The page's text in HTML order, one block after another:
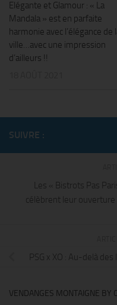
Elégante et Glamour : « La
Mandala » est en parfaite
harmonie avec l’élégance de
ville…avec une impression
d’ailleurs !!
SUIVRE :
Les « Bistrots Pas
célèbrent leur ouverture
PSG x XO : Au-delà
VENDANGES MONTAIGNE BY